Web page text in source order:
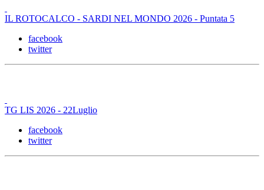
IL ROTOCALCO - SARDI NEL MONDO 2026 - Puntata 5
facebook
twitter
TG LIS 2026 - 22Luglio
facebook
twitter